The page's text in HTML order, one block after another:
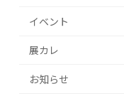
イベント
展カレ
お知らせ